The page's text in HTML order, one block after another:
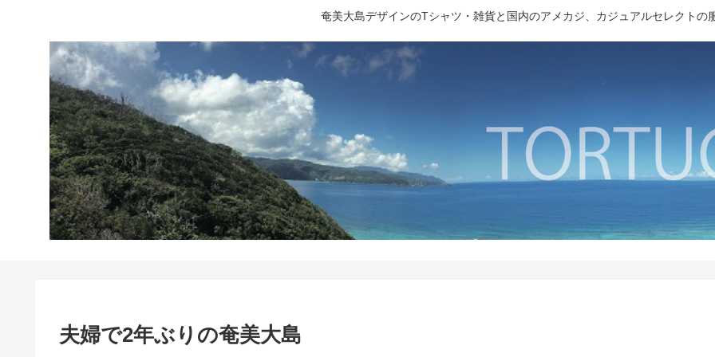
奄美大島デザインのTシャツ・雑貨と国内のアメカジ、カジュアルセレクトの
夫婦で2年ぶりの奄美大島